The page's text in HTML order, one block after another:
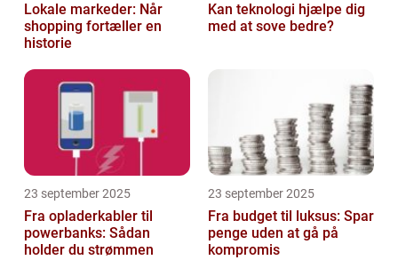
Lokale markeder: Når
shopping fortæller en
historie
Kan teknologi hjælpe dig
med at sove bedre?
23 september 2025
Fra opladerkabler til
powerbanks: Sådan
holder du strømmen
23 september 2025
Fra budget til luksus: Spar
penge uden at gå på
kompromis